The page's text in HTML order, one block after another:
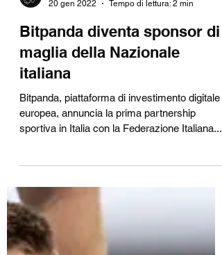
Rugby Business Italia
20 gen 2022
Tempo di lettura: 2 min
Bitpanda diventa sponsor di
italiana
Bitpanda, piattaforma di investimento digitale
sportiva in Italia con la Federazione Italiana...